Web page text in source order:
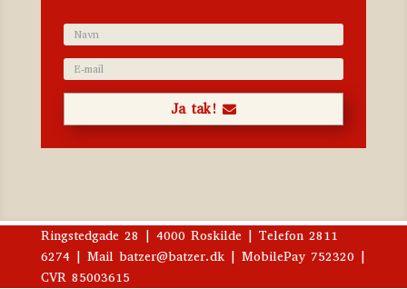
Ja tak!
Ringstedgade 28 | 4000 Roskilde | Telefon 2811
6274 | Mail batzer@batzer.dk | MobilePay 752320 |
CVR 85003615